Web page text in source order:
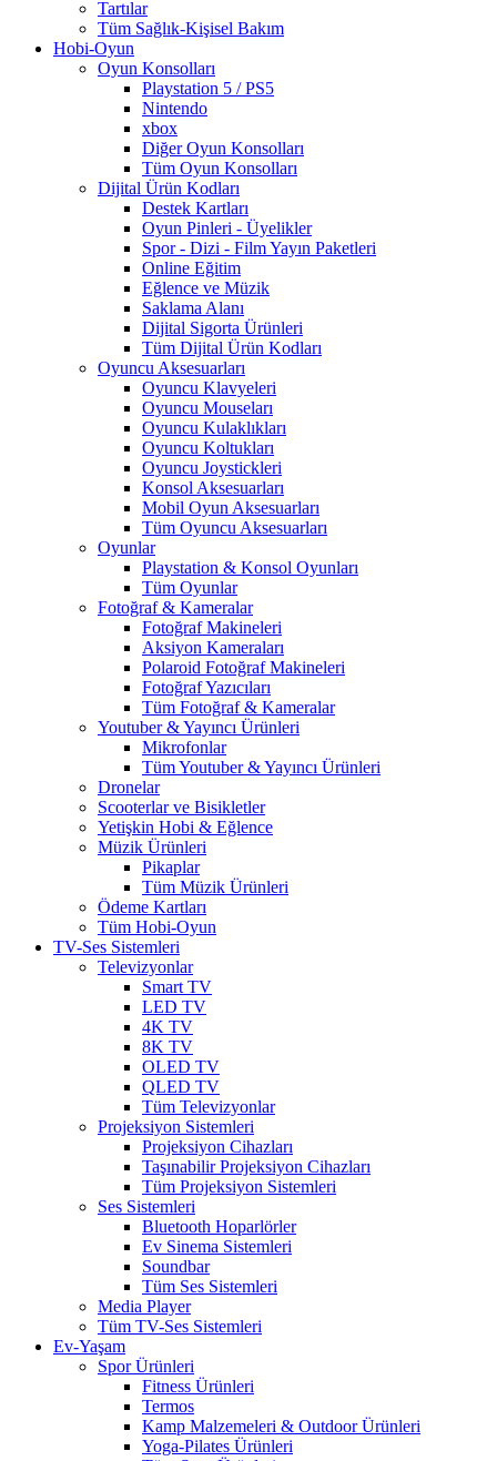
Tartılar
Tüm Sağlık-Kişisel Bakım
Hobi-Oyun
Oyun Konsolları
Playstation 5 / PS5
Nintendo
xbox
Diğer Oyun Konsolları
Tüm Oyun Konsolları
Dijital Ürün Kodları
Destek Kartları
Oyun Pinleri - Üyelikler
Spor - Dizi - Film Yayın Paketleri
Online Eğitim
Eğlence ve Müzik
Saklama Alanı
Dijital Sigorta Ürünleri
Tüm Dijital Ürün Kodları
Oyuncu Aksesuarları
Oyuncu Klavyeleri
Oyuncu Mouseları
Oyuncu Kulaklıkları
Oyuncu Koltukları
Oyuncu Joystickleri
Konsol Aksesuarları
Mobil Oyun Aksesuarları
Tüm Oyuncu Aksesuarları
Oyunlar
Playstation & Konsol Oyunları
Tüm Oyunlar
Fotoğraf & Kameralar
Fotoğraf Makineleri
Aksiyon Kameraları
Polaroid Fotoğraf Makineleri
Fotoğraf Yazıcıları
Tüm Fotoğraf & Kameralar
Youtuber & Yayıncı Ürünleri
Mikrofonlar
Tüm Youtuber & Yayıncı Ürünleri
Dronelar
Scooterlar ve Bisikletler
Yetişkin Hobi & Eğlence
Müzik Ürünleri
Pikaplar
Tüm Müzik Ürünleri
Ödeme Kartları
Tüm Hobi-Oyun
TV-Ses Sistemleri
Televizyonlar
Smart TV
LED TV
4K TV
8K TV
OLED TV
QLED TV
Tüm Televizyonlar
Projeksiyon Sistemleri
Projeksiyon Cihazları
Taşınabilir Projeksiyon Cihazları
Tüm Projeksiyon Sistemleri
Ses Sistemleri
Bluetooth Hoparlörler
Ev Sinema Sistemleri
Soundbar
Tüm Ses Sistemleri
Media Player
Tüm TV-Ses Sistemleri
Ev-Yaşam
Spor Ürünleri
Fitness Ürünleri
Termos
Kamp Malzemeleri & Outdoor Ürünleri
Yoga-Pilates Ürünleri